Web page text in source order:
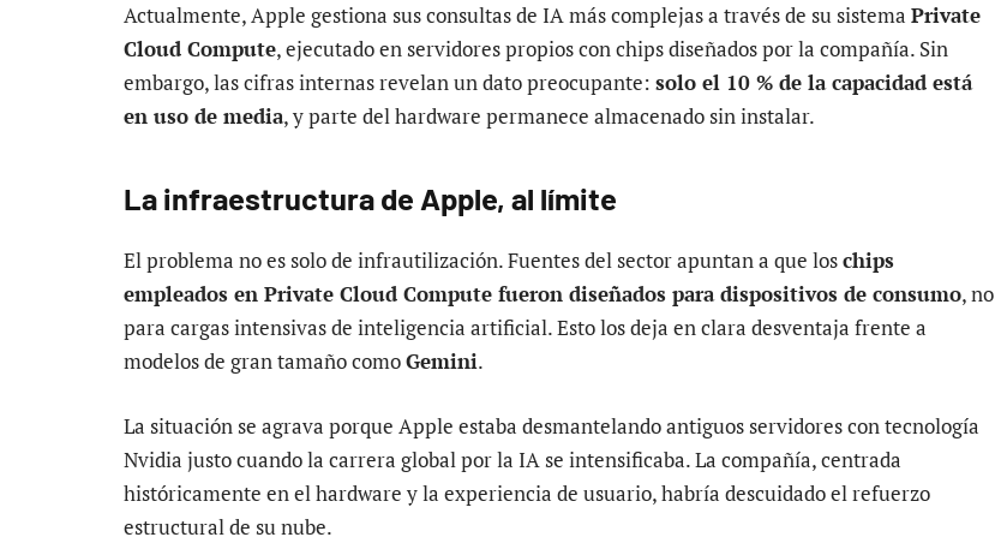
Actualmente, Apple gestiona sus consultas de IA más complejas a través de su sistema Private
Cloud Compute, ejecutado en servidores propios con chips diseñados por la compañía. Sin
embargo, las cifras internas revelan un dato preocupante: solo el 10 % de la capacidad está
en uso de media, y parte del hardware permanece almacenado sin instalar.
La infraestructura de Apple, al límite
El problema no es solo de infrautilización. Fuentes del sector apuntan a que loschips
empleados en Private Cloud Compute fueron diseñados para dispositivos de consumo, no
para cargas intensivas de inteligencia artificial. Esto los deja en clara desventaja frente a
modelos de gran tamaño comoGemini.
La situación se agrava porque Apple estaba desmantelando antiguos servidores con tecnología
Nvidia justo cuando la carrera global por la IA se intensificaba. La compañía, centrada
históricamente en el hardware y la experiencia de usuario, habría descuidado el refuerzo
estructural de su nube.